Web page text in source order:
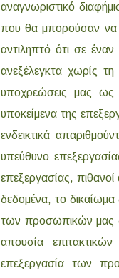
αναγνωριστικό
που θα μπορούσαν να
αντιληπτό ότι σε
ανεξέλεγκτα χωρίς
υποχρεώσεις μας ως
υποκείμενα της
ενδεικτικά
υπεύθυνο
επεξεργασίας,
δεδομένα, το
των προσωπικών μας
απουσία
επεξεργασία των